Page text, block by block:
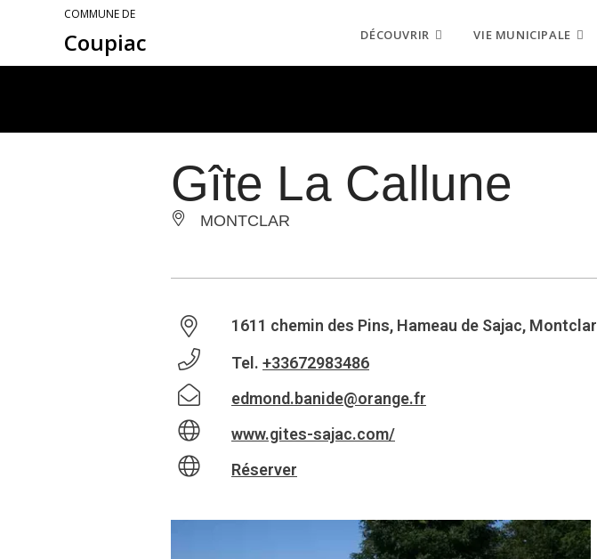
COMMUNE DE
Coupiac DÉCOUVRIR VIE MUNICIPALE
Gîte La Callune
MONTCLAR
1611 chemin des Pins, Hameau de Sajac, Montclar
Tel. +33672983486
edmond.banide@orange.fr
www.gites-sajac.com/
Réserver